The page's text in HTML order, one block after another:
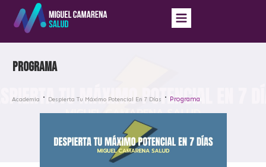
Programa
Academia Despierta Tu Máximo Potencial En 7 Días Programa